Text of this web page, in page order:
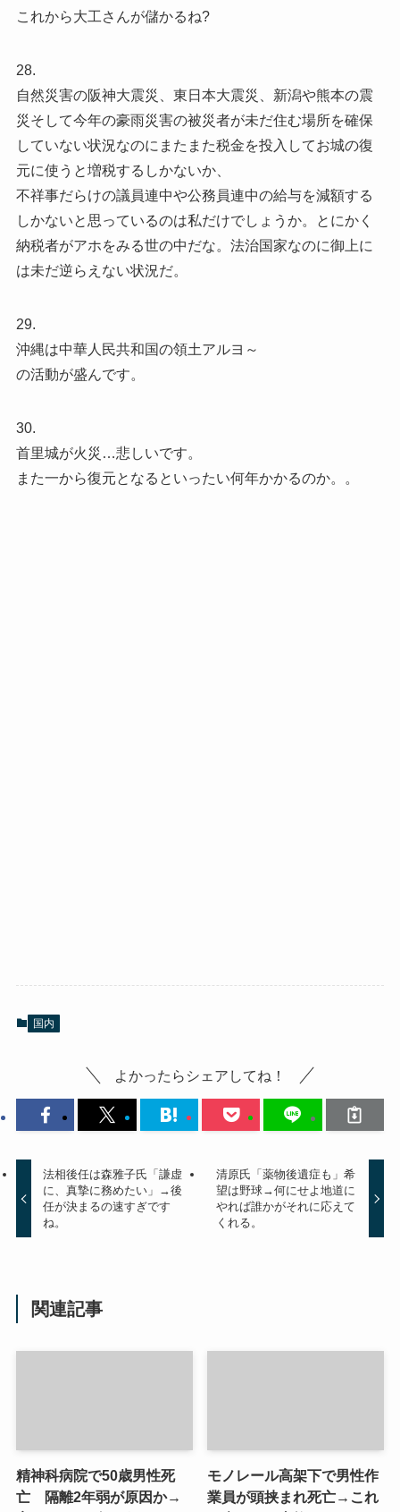
これから大工さんが儲かるね?
28.
自然災害の阪神大震災、東日本大震災、新潟や熊本の震
災そして今年の豪雨災害の被災者が未だ住む場所を確保
していない状況なのにまたまた税金を投入してお城の復
元に使うと増税するしかないか、
不祥事だらけの議員連中や公務員連中の給与を減額する
しかないと思っているのは私だけでしょうか。とにかく
納税者がアホをみる世の中だな。法治国家なのに御上に
は未だ逆らえない状況だ。
29.
沖縄は中華人民共和国の領土アルヨ～
の活動が盛んです。
30.
首里城が火災…悲しいです。
また一から復元となるといったい何年かかるのか。。
国内
よかったらシェアしてね！
法相後任は森雅子氏「謙虚
に、真摯に務めたい」→後
任が決まるの速すぎです
ね。
清原氏「薬物後遺症も」希
望は野球→何にせよ地道に
やれば誰かがそれに応えて
くれる。
関連記事
精神科病院で50歳男性死
亡 隔離2年弱が原因か→
モノレール高架下で男性作
業員が頭挟まれ死亡→これ